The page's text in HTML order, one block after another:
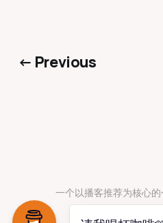
← Previous
一个以播客推荐为核心